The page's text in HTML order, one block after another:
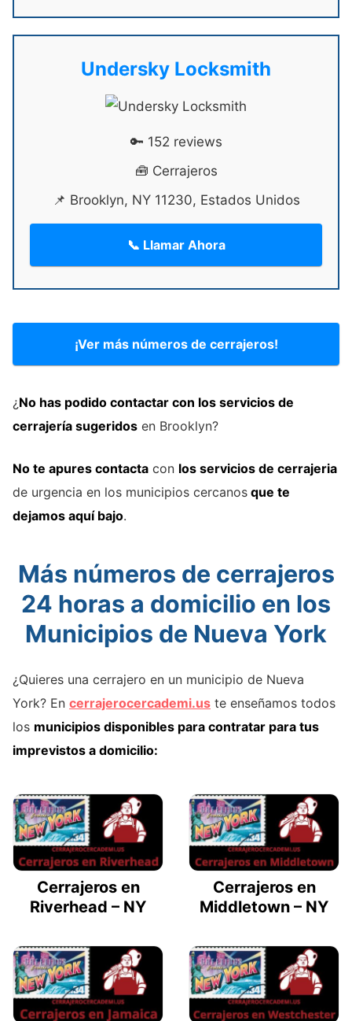
Undersky Locksmith
🔑 152 reviews
🧰 Cerrajeros
📌 Brooklyn, NY 11230, Estados Unidos
📞 Llamar Ahora
¡Ver más números de cerrajeros!
¿No has podido contactar con los servicios de
cerrajería sugeridos en Brooklyn?
No te apures contacta con los servicios de cerrajeria
de urgencia en los municipios cercanos que te
dejamos aquí bajo.
Más números de cerrajeros
24 horas a domicilio en los
Municipios de Nueva York
¿Quieres una cerrajero en un municipio de Nueva
York? En cerrajerocercademi.us te enseñamos todos
los municipios disponibles para contratar para tus
imprevistos a domicilio:
Cerrajeros en
Riverhead – NY
Cerrajeros en
Middletown – NY